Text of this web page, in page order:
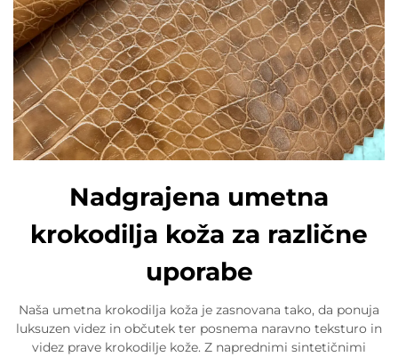
Nadgrajena umetna
krokodilja koža za različne
uporabe
Naša umetna krokodilja koža je zasnovana tako, da ponuja
luksuzen videz in občutek ter posnema naravno teksturo in
videz prave krokodilje kože. Z naprednimi sintetičnimi